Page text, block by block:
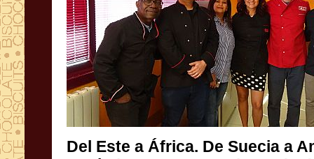
Del Este a África. De Suecia a
y más importante en el mundo
bean to bar y cada vez más se
en el Area Bean to Bar. Fbm
el protagonista del bean to
que también hoy empieza
Escuela en Las Vegas y del